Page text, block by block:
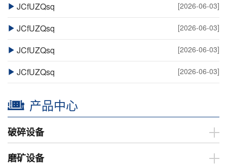
JCfUZQsq [2026-06-03]
JCfUZQsq [2026-06-03]
JCfUZQsq [2026-06-03]
JCfUZQsq [2026-06-03]
产品中心
破碎设备
磨矿设备